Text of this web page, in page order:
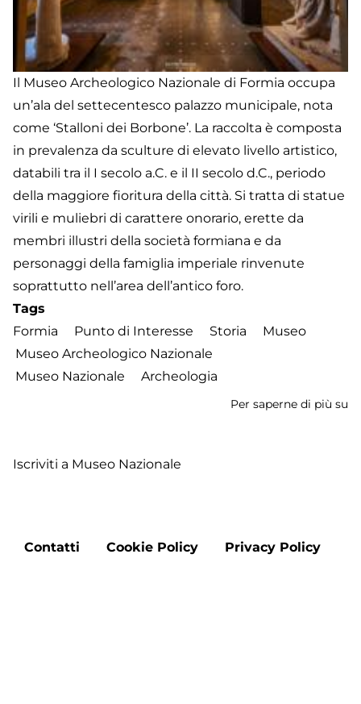
Il Museo Archeologico Nazionale di Formia occupa
un’ala del settecentesco palazzo municipale, nota
come ‘Stalloni dei Borbone’. La raccolta è composta
in prevalenza da sculture di elevato livello artistico,
databili tra il I secolo a.C. e il II secolo d.C., periodo
della maggiore fioritura della città. Si tratta di statue
virili e muliebri di carattere onorario, erette da
membri illustri della società formiana e da
personaggi della famiglia imperiale rinvenute
soprattutto nell’area dell’antico foro.
Tags
Formia
Punto di Interesse Storia
Museo
Museo Archeologico Nazionale
Museo Nazionale
Archeologia
Per saperne di più su
Iscriviti a Museo Nazionale
Footer
Contatti Cookie Policy Privacy Policy